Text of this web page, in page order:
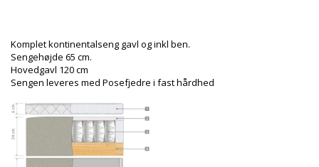
Komplet kontinentalseng gavl og inkl ben.
Sengehøjde 65 cm.
Hovedgavl 120 cm
Sengen leveres med Posefjedre i fast hårdhed